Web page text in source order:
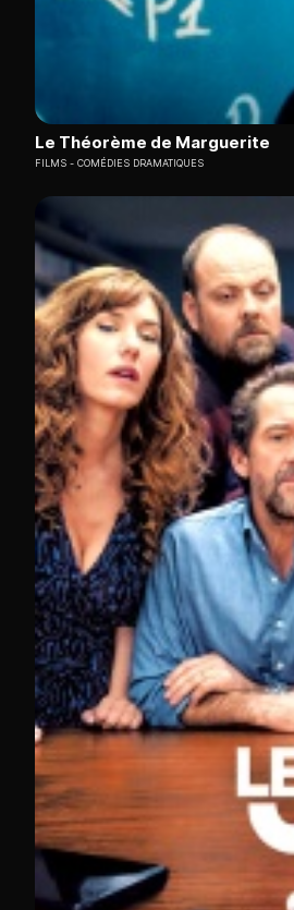
Le Théorème de Marguerite
FILMS COMÉDIES DRAMATIQUES